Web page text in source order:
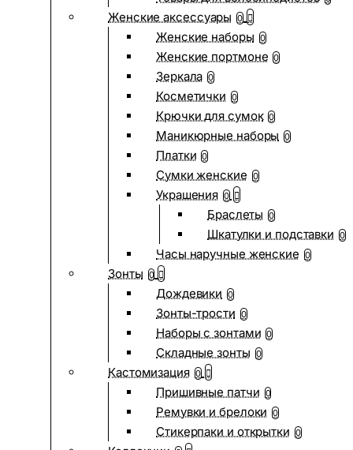
Женские аксессуары 0
Женские наборы 0
Женские портмоне 0
Зеркала 0
Косметички 0
Крючки для сумок 0
Маникюрные наборы 0
Платки 0
Сумки женские 0
Украшения 0
Браслеты 0
Шкатулки и подставки 0
Часы наручные женские 0
Зонты 0
Дождевики 0
Зонты-трости 0
Наборы с зонтами 0
Складные зонты 0
Кастомизация 0
Пришивные патчи 0
Ремувки и брелоки 0
Стикерпаки и открытки 0